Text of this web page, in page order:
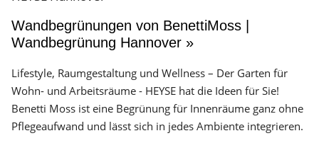
Wandbegrünungen von BenettiMoss |
Wandbegrünung Hannover »
Lifestyle, Raumgestaltung und Wellness – Der Garten für
Wohn- und Arbeitsräume - HEYSE hat die Ideen für Sie!
Benetti Moss ist eine Begrünung für Innenräume ganz ohne
Pflegeaufwand und lässt sich in jedes Ambiente integrieren.